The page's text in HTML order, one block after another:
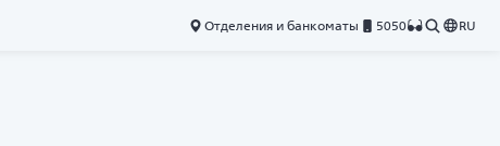
Отделения и банкоматы 5050 RU